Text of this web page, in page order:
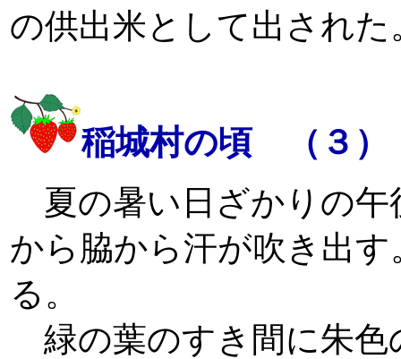
の供出米として出された
稲城村の頃 （３）
夏の暑い日ざかりの午
から脇から汗が吹き出
る。
緑の葉のすき間に朱色